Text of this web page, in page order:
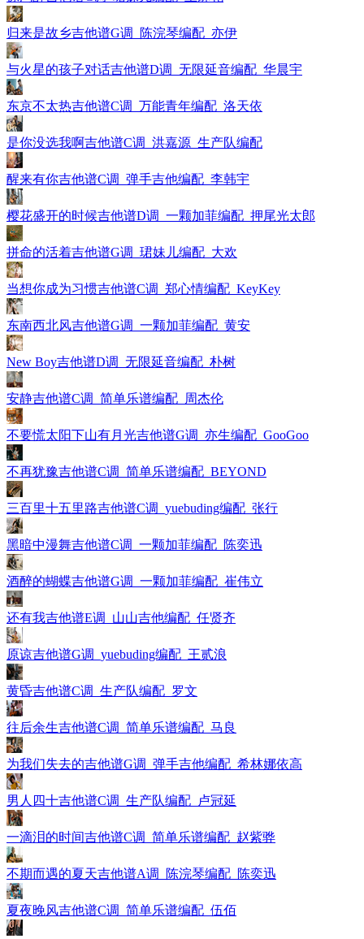
归来是故乡吉他谱G调_陈浣琴编配_亦伊
与火星的孩子对话吉他谱D调_无限延音编配_华晨宇
东京不太热吉他谱C调_万能青年编配_洛天依
是你没选我啊吉他谱C调_洪嘉源_生产队编配
醒来有你吉他谱C调_弹手吉他编配_李韩宇
樱花盛开的时候吉他谱D调_一颗加菲编配_押尾光太郎
拼命的活着吉他谱G调_珺妹儿编配_大欢
当想你成为习惯吉他谱C调_郑心情编配_KeyKey
东南西北风吉他谱G调_一颗加菲编配_黄安
New Boy吉他谱D调_无限延音编配_朴树
安静吉他谱C调_简单乐谱编配_周杰伦
不要慌太阳下山有月光吉他谱G调_亦生编配_GooGoo
不再犹豫吉他谱C调_简单乐谱编配_BEYOND
三百里十五里路吉他谱C调_yuebuding编配_张行
黑暗中漫舞吉他谱C调_一颗加菲编配_陈奕迅
酒醉的蝴蝶吉他谱G调_一颗加菲编配_崔伟立
还有我吉他谱E调_山山吉他编配_任贤齐
原谅吉他谱G调_yuebuding编配_王贰浪
黄昏吉他谱C调_生产队编配_罗文
往后余生吉他谱C调_简单乐谱编配_马良
为我们失去的吉他谱G调_弹手吉他编配_希林娜依高
男人四十吉他谱C调_生产队编配_卢冠延
一滴泪的时间吉他谱C调_简单乐谱编配_赵紫骅
不期而遇的夏天吉他谱A调_陈浣琴编配_陈奕迅
夏夜晚风吉他谱C调_简单乐谱编配_伍佰